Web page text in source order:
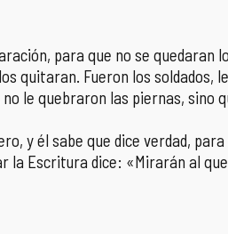
para que no se
quitaran. Fueron los
le quebraron las piernas, sino
y él sabe que dice verdad,
la Escritura dice: «Mirarán al